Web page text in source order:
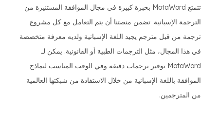
تتمتع MotaWord بخبرة كبيرة في مجال الموافقة المستنيرة من
الترجمة الإسبانية. تضمن منصتنا أن يتم التعامل مع كل مشروع
ترجمة من قبل مترجم يجيد اللغة الإسبانية ولديه معرفة متخصصة
في هذا المجال، مثل الترجمات الطبية أو القانونية. يمكن لـ
MotaWord توفير ترجمات دقيقة وفي الوقت المناسب لنماذج
الموافقة باللغة الإسبانية من خلال الاستفادة من شبكتها العالمية
من المترجمين.